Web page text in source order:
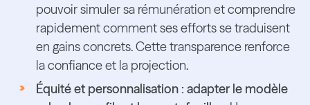
pouvoir simuler sa rémunération et comprendre
rapidement comment ses efforts se traduisent
en gains concrets. Cette transparence renforce
la confiance et la projection.
Équité et personnalisation : adapter le modèle